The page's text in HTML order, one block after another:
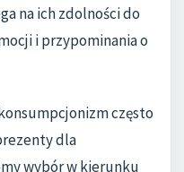
na ich zdolności do
i przypominania o
często
dla
wybór w kierunku